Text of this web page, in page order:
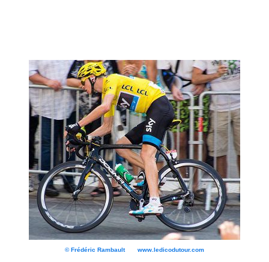
© Frédéric Rambault www.ledicodutour.com